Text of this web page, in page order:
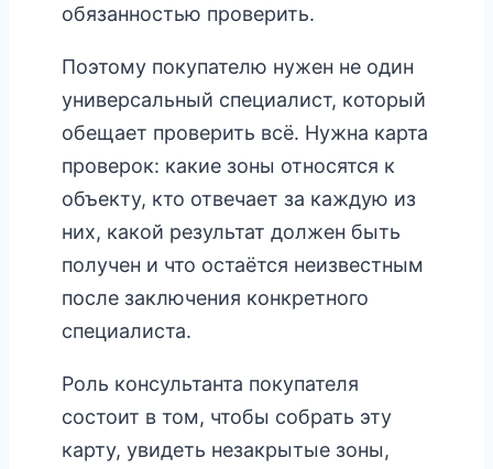
обязанностью проверить.
Поэтому покупателю нужен не один
универсальный специалист, который
обещает проверить всё. Нужна карта
проверок: какие зоны относятся к
объекту, кто отвечает за каждую из
них, какой результат должен быть
получен и что остаётся неизвестным
после заключения конкретного
специалиста.
Роль консультанта покупателя
состоит в том, чтобы собрать эту
карту, увидеть незакрытые зоны,